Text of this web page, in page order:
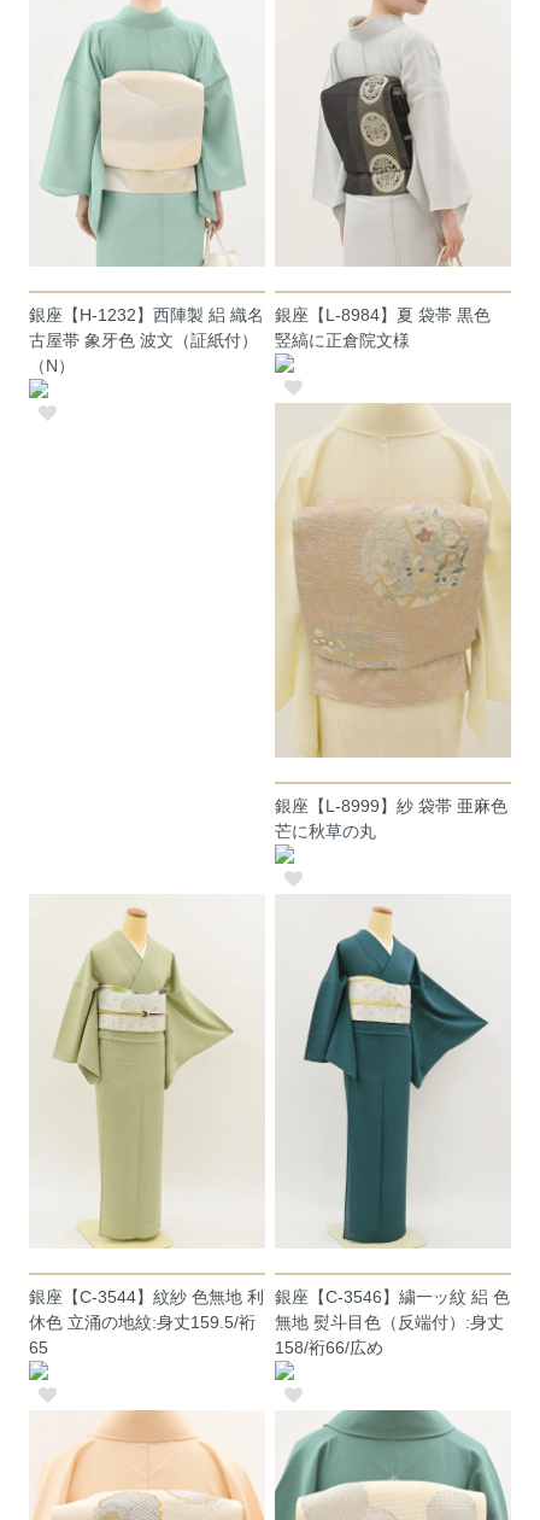
銀座【H-1232】西陣製 絽 織名
古屋帯 象牙色 波文（証紙付）
（N）
銀座【L-8984】夏 袋帯 黒色
竪縞に正倉院文様
銀座【L-8999】紗 袋帯 亜麻色
芒に秋草の丸
銀座【C-3544】紋紗 色無地 利
休色 立涌の地紋:身丈159.5/裄
65
銀座【C-3546】繍一ッ紋 絽 色
無地 熨斗目色（反端付）:身丈
158/裄66/広め